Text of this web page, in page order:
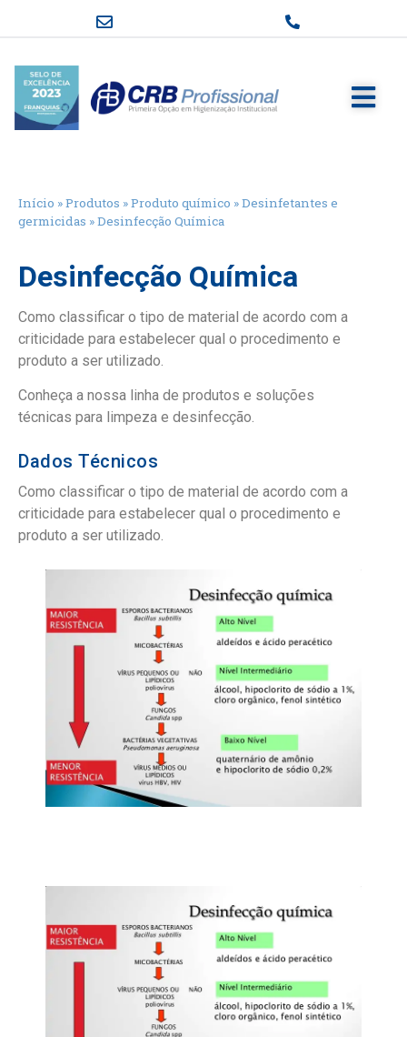
Início »Produtos »Produto químico »Desinfetantes e
germicidas »Desinfecção Química
Desinfecção Química
Como classificar o tipo de material de acordo com a
criticidade para estabelecer qual o procedimento e
produto a ser utilizado.
Conheça a nossa linha de produtos e soluções
técnicas para limpeza e desinfecção.
Dados Técnicos
Como classificar o tipo de material de acordo com a
criticidade para estabelecer qual o procedimento e
produto a ser utilizado.